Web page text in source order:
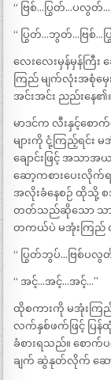
“ ဗြစ်…ပြွတ်…ပလွတ်
“ ပြွတ်…ဘွတ်…ဗြစ်…
လေးလေးမှန်မှန်ကြီး
ကြည် မျက်လုံးအစုံမှေ
အင်းအင်း ညည်းနေ၏။
မာဒင်က လီးနှင့်စော
များကို ငုံ့ကြည့်ရင်
ချောင်းဖြင့် အသ
ဆော့ကစားပေးလိုက်
အလိုးခံနေစဉ် ထိုသို့ စ
တတ်သည်ဆိုသော သာဦး
တကယ်ပဲ မအုံးကြည်
“ ပြွတ်ဘွပ်…ဗြစ်ပလွ
“ အင့်…အင့်…အင့်…”
ထိုစကားကို မအုံးကြည်
လက်နှစ်ဖက်ဖြင့် ပြန်ထုံ
ခံစားရသည်။ စော
ချက် ဆွဲနုတ်လိုက် ဆ